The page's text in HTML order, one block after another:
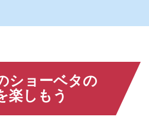
ショーベタの
楽しもう